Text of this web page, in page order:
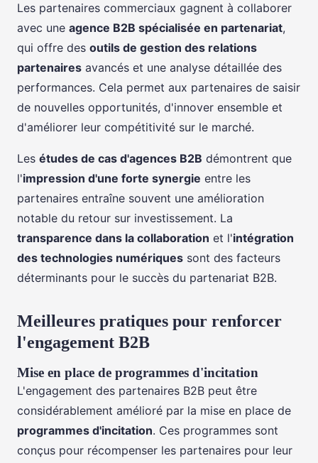
Les partenaires commerciaux gagnent à collaborer
avec une agence B2B spécialisée en partenariat,
qui offre des outils de gestion des relations
partenaires avancés et une analyse détaillée des
performances. Cela permet aux partenaires de saisir
de nouvelles opportunités, d'innover ensemble et
d'améliorer leur compétitivité sur le marché.
Les études de cas d'agences B2B démontrent que
l'impression d'une forte synergie entre les
partenaires entraîne souvent une amélioration
notable du retour sur investissement. La
transparence dans la collaboration et l'intégration
des technologies numériques sont des facteurs
déterminants pour le succès du partenariat B2B.
Meilleures pratiques pour renforcer
l'engagement B2B
Mise en place de programmes d'incitation
L'engagement des partenaires B2B peut être
considérablement amélioré par la mise en place de
programmes d'incitation. Ces programmes sont
conçus pour récompenser les partenaires pour leur